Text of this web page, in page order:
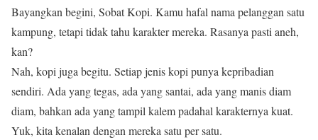
Bayangkan begini, Sobat Kopi. Kamu hafal nama pelanggan satu
kampung, tetapi tidak tahu karakter mereka. Rasanya pasti aneh,
kan?
Nah, kopi juga begitu. Setiap jenis kopi punya kepribadian
sendiri. Ada yang tegas, ada yang santai, ada yang manis diam
diam, bahkan ada yang tampil kalem padahal karakternya kuat.
Yuk, kita kenalan dengan mereka satu per satu.